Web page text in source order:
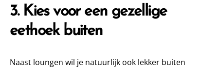
3. Kies voor een gezellige
eethoek buiten
Naast loungen wil je natuurlijk ook lekker buiten